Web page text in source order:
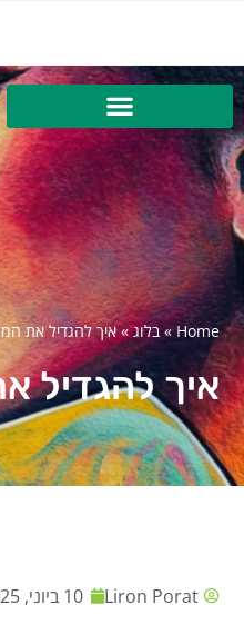
Home
»בלוג»איך להגדיל את
איך להגדיל
Liron Porat 10 ביוני, 2025